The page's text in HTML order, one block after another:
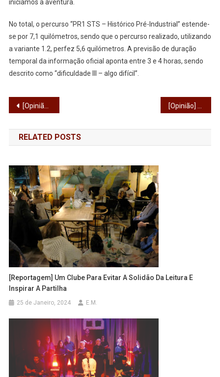
iniciamos a aventura.
No total, o percurso “PR1 STS – Histórico Pré-Industrial” estende-
se por 7,1 quilómetros, sendo que o percurso realizado, utilizando
a variante 1.2, perfez 5,6 quilómetros. A previsão de duração
temporal da informação oficial aponta entre 3 e 4 horas, sendo
descrito como “dificuldade III – algo difícil”.
Navegação
de
artigos
[Opinião] A água não cai do céu
RELATED POSTS
[Reportagem] Um Clube Para Evitar A Solidão Da Leitura E
Inspirar A Partilha
25 de Janeiro, 2024 E.M.